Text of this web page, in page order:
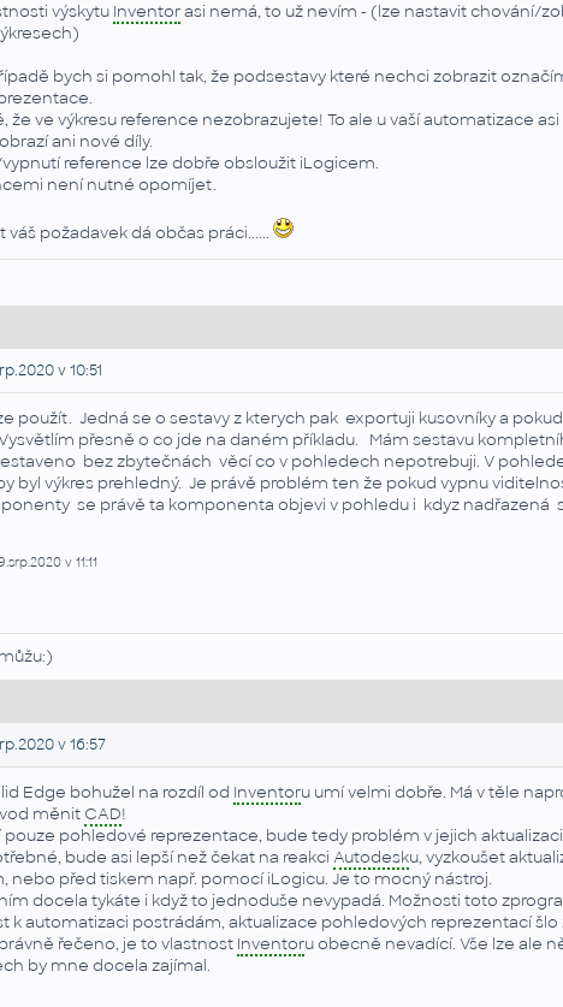
výskytu Inventorasi nemá, to už nevím - (lze nastavit chování/
bych si pomohl tak, že podsestavy které nechci zobrazit
že ve výkresu reference nezobrazujete! To ale u vaší automatizace
ani nové díly.
reference lze dobře obsloužit iLogicem.
není nutné opomíjet.
požadavek dá občas práci......
v 10:51
použít. Jedná se o sestavy z kterych pak exportuji kusovníky a
přesně o co jde na daném příkladu. Mám sestavu
bez zbytečnách věcí co v pohledech nepotrebuji. V
byl výkres prehledný. Je právě problém ten že pokud vypnu
se právě ta komponenta objevi v pohledu i kdyz nadřazená
v 11:11
v 16:57
Edge bohužel na rozdíl od Inventoru umí velmi dobře. Má v těle
měnit CAD!
pouze pohledové reprezentace, bude tedy problém v jejich
bude asi lepší než čekat na reakci Autodesku, vyzkoušet
nebo před tiskem např. pomocí iLogicu. Je to mocný nástroj.
ním docela tykáte i když to jednoduše nevypadá. Možnosti toto
k automatizaci postrádám, aktualizace pohledových reprezentací šlo
řečeno, je to vlastnost Inventoru obecně nevadící. Vše lze ale
by mne docela zajímal.